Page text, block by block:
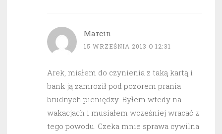
Marcin
15 WRZEŚNIA 2013 O 12:31
Arek, miałem do czynienia z taką kartą i
bank ją zamroził pod pozorem prania
brudnych pieniędzy. Byłem wtedy na
wakacjach i musiałem wcześniej wracać z
tego powodu. Czeka mnie sprawa cywilna